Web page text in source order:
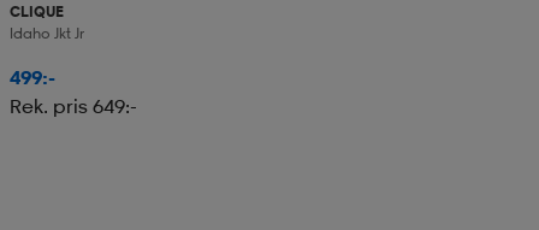
CLIQUE
Idaho Jkt Jr
499:-
Rek. pris 649:-